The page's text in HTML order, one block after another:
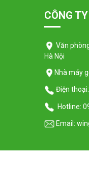
CÔNG
Văn
Hà Nội
Nhà máy
Điện thoại:
Hotline:
Email: